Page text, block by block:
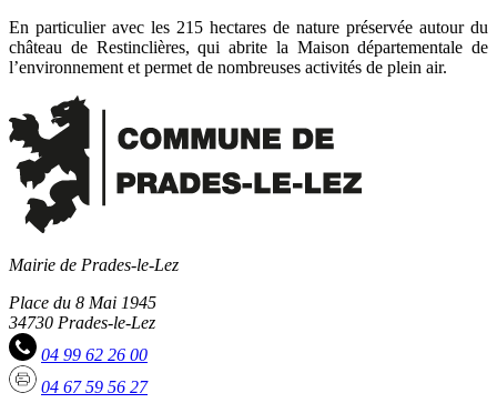
En particulier avec les 215 hectares de nature préservée autour du
château de Restinclières, qui abrite la Maison départementale de
l’environnement et permet de nombreuses activités de plein air.
Mairie de Prades-le-Lez
Place du 8 Mai 1945
34730 Prades-le-Lez
04 99 62 26 00
04 67 59 56 27